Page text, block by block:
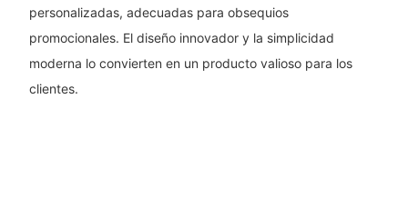
personalizadas, adecuadas para obsequios
promocionales. El diseño innovador y la simplicidad
moderna lo convierten en un producto valioso para los
clientes.